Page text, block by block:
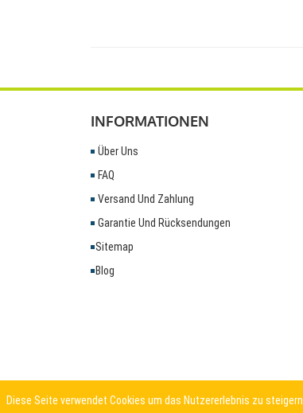
INFORMATIONEN
Über Uns
FAQ
Versand Und Zahlung
Garantie Und Rücksendungen
Sitemap
Blog
Diese Seite verwendet Cookies um das Nutzererlebnis zu steigern.